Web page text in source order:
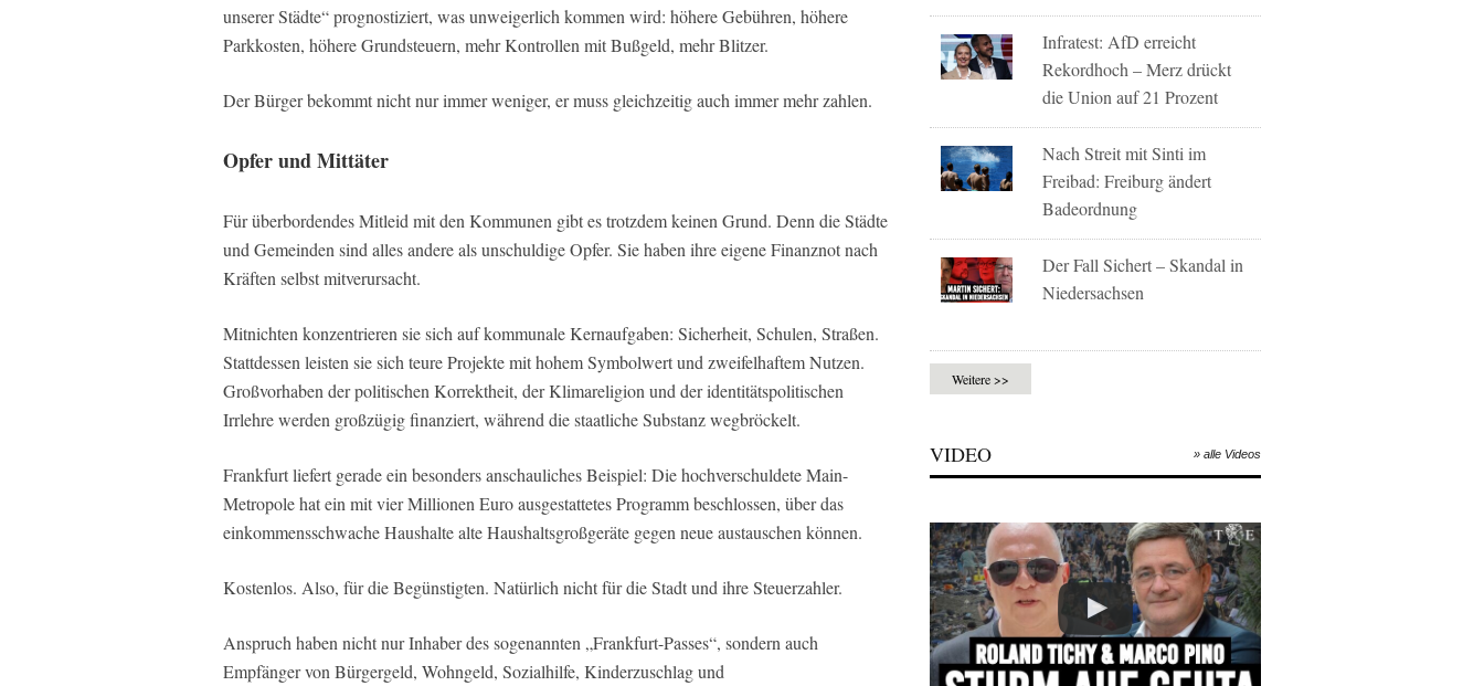
unserer Städte“ prognostiziert, was unweigerlich kommen wird: höhere Gebühren, höhere
Parkkosten, höhere Grundsteuern, mehr Kontrollen mit Bußgeld, mehr Blitzer.
Der Bürger bekommt nicht nur immer weniger, er muss gleichzeitig auch immer mehr zahlen.
Opfer und Mittäter
Für überbordendes Mitleid mit den Kommunen gibt es trotzdem keinen Grund. Denn die Städte
und Gemeinden sind alles andere als unschuldige Opfer. Sie haben ihre eigene Finanznot nach
Kräften selbst mitverursacht.
Mitnichten konzentrieren sie sich auf kommunale Kernaufgaben: Sicherheit, Schulen, Straßen.
Stattdessen leisten sie sich teure Projekte mit hohem Symbolwert und zweifelhaftem Nutzen.
Großvorhaben der politischen Korrektheit, der Klimareligion und der identitätspolitischen
Irrlehre werden großzügig finanziert, während die staatliche Substanz wegbröckelt.
Frankfurt liefert gerade ein besonders anschauliches Beispiel: Die hochverschuldete Main-
Metropole hat ein mit vier Millionen Euro ausgestattetes Programm beschlossen, über das
einkommensschwache Haushalte alte Haushaltsgroßgeräte gegen neue austauschen können.
Kostenlos. Also, für die Begünstigten. Natürlich nicht für die Stadt und ihre Steuerzahler.
Anspruch haben nicht nur Inhaber des sogenannten „Frankfurt-Passes“, sondern auch
Empfänger von Bürgergeld, Wohngeld, Sozialhilfe, Kinderzuschlag und
Infratest: AfD erreicht
Rekordhoch – Merz drückt
die Union auf 21 Prozent
Nach Streit mit Sinti im
Freibad: Freiburg ändert
Badeordnung
Der Fall Sichert – Skandal in
Niedersachsen
Weitere >>
VIDEO » alle Videos